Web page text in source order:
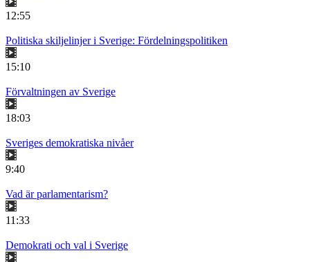
12:55
Politiska skiljelinjer i Sverige: Fördelningspolitiken
15:10
Förvaltningen av Sverige
18:03
Sveriges demokratiska nivåer
9:40
Vad är parlamentarism?
11:33
Demokrati och val i Sverige